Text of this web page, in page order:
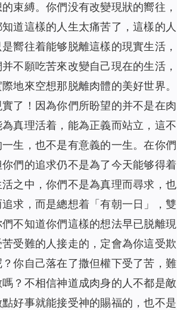
束縛。你們没有改變現狀的嚮往，
道這樣的人生太痛苦了，這樣的人
嚮往着能够脱離這樣的現實生活，
不願吃苦來改變自己現在的生活，
地來空想那脱離肉體的美好世界。
了！因為你們所盼望的并不是在肉
真理活着，能為正義而站立，這不
生，也不是有意義的一生。在你們
們的追求仍不是為了今天能够得着
之中，你們不是為真理而尋求，也
求，而是總想着「有朝一日」，雙
不知道你們這樣的想法早已脱離現
受難的人接走的，定會為你這受欺
你自己落在了撒但權下受了苦，難
？不相信神道成肉身的人不都是敵
好事就能接受神的賜福的，也不是